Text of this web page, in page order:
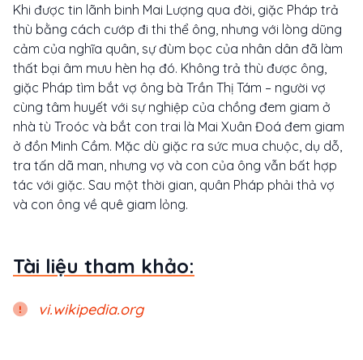
Khi được tin lãnh binh Mai Lượng qua đời, giặc Pháp trả
thù bằng cách cướp đi thi thể ông, nhưng với lòng dũng
cảm của nghĩa quân, sự đùm bọc của nhân dân đã làm
thất bại âm mưu hèn hạ đó. Không trả thù được ông,
giặc Pháp tìm bắt vợ ông bà Trần Thị Tám – người vợ
cùng tâm huyết với sự nghiệp của chồng đem giam ở
nhà tù Troóc và bắt con trai là Mai Xuân Đoá đem giam
ở đồn Minh Cầm. Mặc dù giặc ra sức mua chuộc, dụ dỗ,
tra tấn dã man, nhưng vợ và con của ông vẫn bất hợp
tác với giặc. Sau một thời gian, quân Pháp phải thả vợ
và con ông về quê giam lỏng.
Tài liệu tham khảo:
vi.wikipedia.org